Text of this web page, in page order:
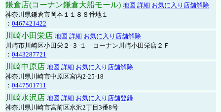
鎌倉店(コーナン鎌倉大船モール) 地図 詳細 お気に入り店舗解除
神奈川県鎌倉市岡本１１８８番地１
： 0467421422
川崎小田栄店 地図 詳細 お気に入り店舗解除
川崎市川崎区小田栄２‐３‐１ コーナン川崎小田栄店２Ｆ
： 0443287721
川崎中原店 地図 詳細 お気に入り店舗解除
神奈川県川崎市中原区宮内2-25-18
： 0447501711
川崎水沢店 地図 詳細 お気に入り店舗登録
神奈川県川崎市宮前区水沢2丁目3番8号